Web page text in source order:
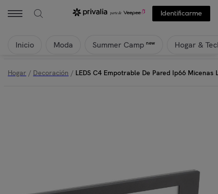
Identificarme
Inicio Moda Summer Camp new Hogar &
Hogar / Decoración / LEDS C4 Empotrable De Pared Ip66